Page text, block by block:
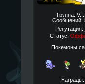
Группа:
Сообщений:
Репутация:
Статус:
Покемоны
Награды: